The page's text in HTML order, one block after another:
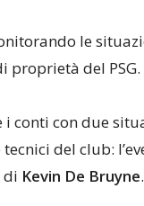
le
proprietà del PSG.
conti con due
del club:
di Kevin De Bruyne.